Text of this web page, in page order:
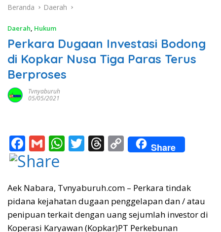
Beranda Daerah
Daerah, Hukum
Perkara Dugaan Investasi Bodong
di Kopkar Nusa Tiga Paras Terus
Berproses
Tvnyaburuh
05/05/2021
F
ac
b
o
o
G
m
l
W
s
A
p
T
er
T
a
d
s
C
o
y
Li
n
Share
Aek Nabara, Tvnyaburuh.com – Perkara tindak
pidana kejahatan dugaan penggelapan dan / atau
penipuan terkait dengan uang sejumlah investor di
Koperasi Karyawan (Kopkar)PT Perkebunan